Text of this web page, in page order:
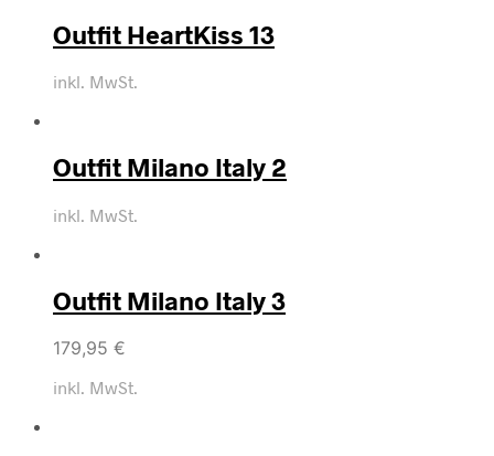
Outfit HeartKiss 13
inkl. MwSt.
Outfit Milano Italy 2
inkl. MwSt.
Outfit Milano Italy 3
179,95 €
inkl. MwSt.